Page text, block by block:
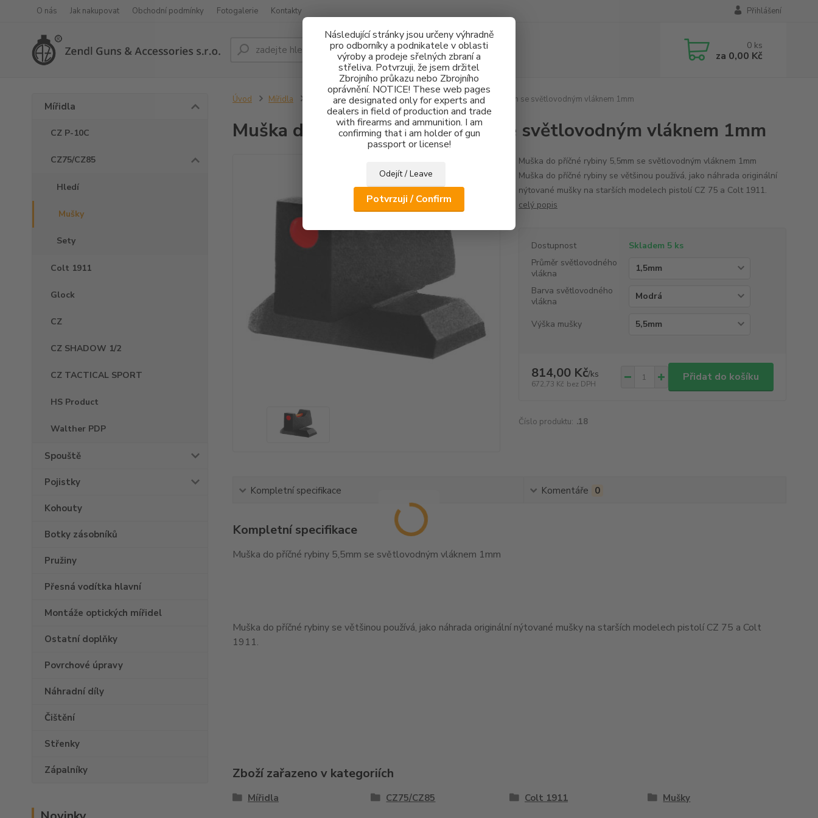
Následující stránky jsou určeny výhradně
pro odborníky a podnikatele v oblasti
výroby a prodeje sřelných zbraní a
střeliva. Potvrzuji, že jsem držitel
Zbrojního průkazu nebo Zbrojního
oprávnění. NOTICE! These web pages
are designated only for experts and
dealers in field of production and trade
with firearms and ammunition. I am
confirming that i am holder of gun
passport or license!
Odejít / Leave
Potvrzuji / Confirm
O nás Jak nakupovat Obchodní podmínky Fotogalerie Kontakty Přihlášení
Hledat 0 ks
za 0,00 Kč
Mířidla
CZ P-10C
CZ75/CZ85
Hledí
Mušky
Sety
Colt 1911
Glock
CZ
CZ SHADOW 1/2
CZ TACTICAL SPORT
HS Product
Walther PDP
Spouště
Pojistky
Kohouty
Botky zásobníků
Pružiny
Přesná vodítka hlavní
Montáže optických mířidel
Ostatní doplňky
Povrchové úpravy
Náhradní díly
Čištění
Střenky
Zápalníky
Úvod Mířidla CZ75/CZ85 Mušky Muška do příčné rybiny 5,5mm se světlovodným vláknem 1mm
Muška do příčné rybiny 5,5mm se světlovodným vláknem 1mm
Muška do příčné rybiny 5,5mm se světlovodným vláknem 1mm
Muška do příčné rybiny se většinou používá, jako náhrada originální
nýtované mušky na starších modelech pistolí CZ 75 a Colt 1911.
celý popis
Dostupnost
Skladem 5 ks
Průměr světlovodného
vlákna
Barva světlovodného
vlákna
Výška mušky
814,00 Kč/ks
672,73 Kč bez DPH
Přidat do košíku
Číslo produktu: .18
Kompletní specifikace Komentáře 0
Kompletní specifikace
Muška do příčné rybiny 5,5mm se světlovodným vláknem 1mm
Muška do příčné rybiny se většinou používá, jako náhrada originální nýtované mušky na starších modelech pistolí CZ 75 a Colt
1911.
Zboží zařazeno v kategoriích
Mířidla CZ75/CZ85 Colt 1911 Mušky